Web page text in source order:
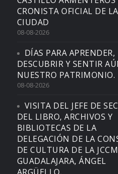
CRONISTA OFICIAL DE LA
CIUDAD
08-08-2026
DÍAS PARA APRENDER,
DESCUBRIR Y SENTIR
NUESTRO PATRIMONIO.
08-08-2026
VISITA DEL JEFE DE
DEL LIBRO, ARCHIVOS Y
BIBLIOTECAS DE LA
DELEGACIÓN DE LA
DE CULTURA DE LA
GUADALAJARA, ÁNGEL